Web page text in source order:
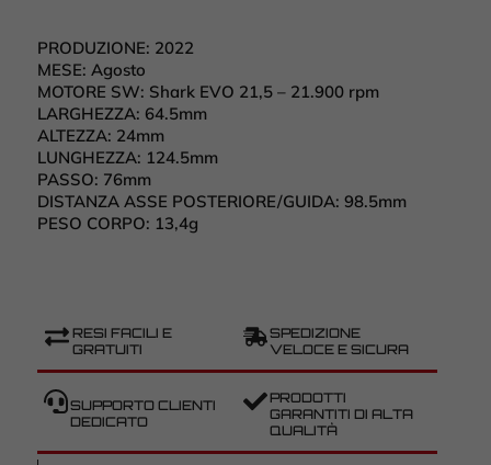
PRODUZIONE: 2022
MESE: Agosto
MOTORE SW: Shark EVO 21,5 – 21.900 rpm
LARGHEZZA: 64.5mm
ALTEZZA: 24mm
LUNGHEZZA: 124.5mm
PASSO: 76mm
DISTANZA ASSE POSTERIORE/GUIDA: 98.5mm
PESO CORPO: 13,4g
RESI FACILI E
GRATUITI
SPEDIZIONE
VELOCE E SICURA
SUPPORTO CLIENTI
DEDICATO
PRODOTTI
GARANTITI DI ALTA
QUALITÀ